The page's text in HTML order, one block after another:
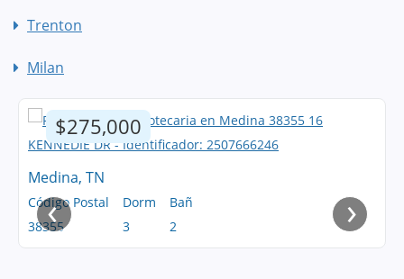
Trenton
Milan
$275,000
Medina, TN
Código Postal
38355
Dorm
3
Bañ
2
‹ ›